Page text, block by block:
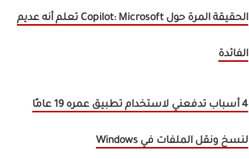
الحقيقة المرة حول Copilot: Microsoft تعلم أنه عديم
الفائدة
4 أسباب تدفعني لاستخدام تطبيق عمره 19 عامًا
لنسخ ونقل الملفات في Windows